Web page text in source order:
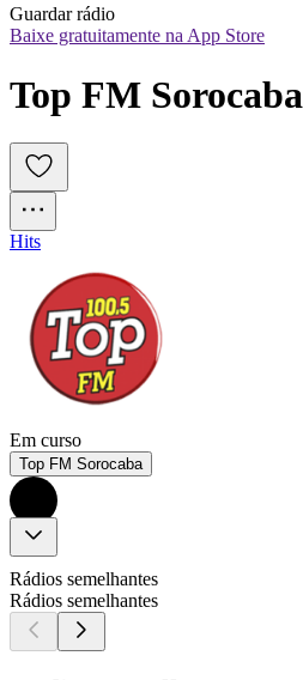
Guardar rádio
Baixe gratuitamente na App Store
Top FM Sorocaba
Hits
Em curso
Top FM Sorocaba
Rádios semelhantes
Rádios semelhantes